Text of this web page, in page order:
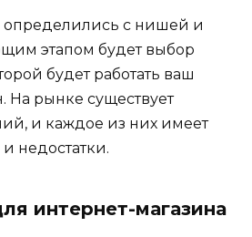
определились с нишей и
этапом будет выбор
будет работать ваш
На рынке существует
и каждое из них имеет
недостатки.
интернет-магазина